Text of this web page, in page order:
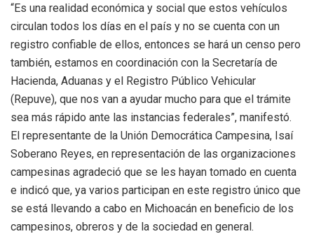
“Es una realidad económica y social que estos vehículos
circulan todos los días en el país y no se cuenta con un
registro confiable de ellos, entonces se hará un censo pero
también, estamos en coordinación con la Secretaría de
Hacienda, Aduanas y el Registro Público Vehicular
(Repuve), que nos van a ayudar mucho para que el trámite
sea más rápido ante las instancias federales”, manifestó.
El representante de la Unión Democrática Campesina, Isaí
Soberano Reyes, en representación de las organizaciones
campesinas agradeció que se les hayan tomado en cuenta
e indicó que, ya varios participan en este registro único que
se está llevando a cabo en Michoacán en beneficio de los
campesinos, obreros y de la sociedad en general.